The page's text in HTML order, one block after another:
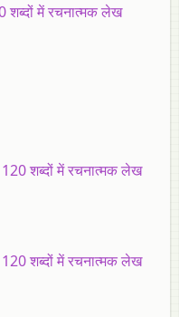
शब्दों में रचनात्मक लेख
120 शब्दों में रचनात्मक लेख
120 शब्दों में रचनात्मक लेख